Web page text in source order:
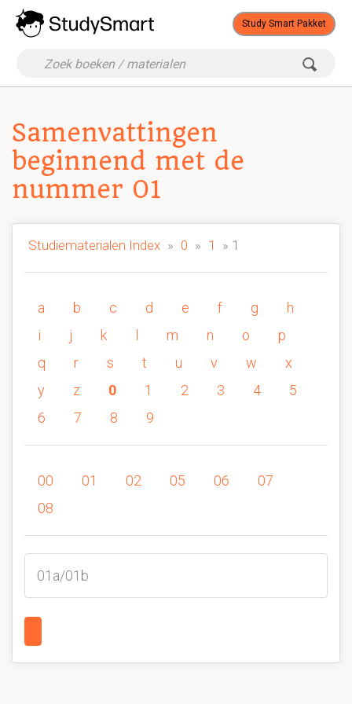
Study Smart Pakket
Samenvattingen
beginnend met de
nummer 01
Studiematerialen Index » 0 » 1 » 1
a b c d e f g
h
i
j k m n o
p
q
r s t u v w
x
y
z 0 1 2 3 4
5
6
7 8 9
00 01 02 05 06
07
08
01a/01b